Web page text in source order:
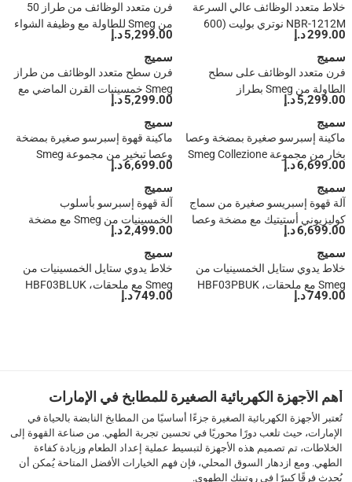
خلاط متعدد الوظائف عالي السرعة
NBR-1212M نوتري بوليت (600
واط، 9 قطع)
299.00 د.إ
فرن متعدد الوظائف من طراز 50
من Smeg للطاولة مع وظيفة الشواء
1800 واط)
5,299.00 د.إ
سميج
فرن متعدد الوظائف على سطح
الطاولة من Smeg بطراز
الخمسينيات مع وظيفة الشواء
1800 واط)
5,299.00 د.إ
سميج
فرن سطح متعدد الوظائف من طراز
Smeg خمسينيات القرن الماضي مع
وظيفة الشواء والبخار،
COF01WHUK (30 لتر، 1800 واط)
5,299.00 د.إ
سميج
ماكينة إسبرسو صغيرة بمضخة وعصا
بخار من مجموعة Smeg Collezione
واط)
6,699.00 د.إ
سميج
ماكينة قهوة إسبرسو صغيرة بمضخة
وعصا تبخير من مجموعة Smeg
ضغط 15 بار، قدرة 1700 واط)
6,699.00 د.إ
سميج
آلة قهوة إسبريسو صغيرة من سماج
كوليزيوني أستيتيك مع مضخة وعصا
لتر، ضغط 15 بار، قدرة 1700 واط)
6,699.00 د.إ
سميج
آلة قهوة إسبرسو بأسلوب
الخمسينيات من Smeg مع مضخة
واط)
2,499.00 د.إ
سميج
خلاط يدوي ستايل الخمسينيات من
Smeg مع ملحقات، HBF03PBUK
(سعة 1.4 لتر، 700 واط)
749.00 د.إ
سميج
خلاط يدوي ستايل الخمسينيات من
Smeg مع ملحقات، HBF03BLUK
(1.4 لتر، 700 واط)
749.00 د.إ
5
›
››
أهم الأجهزة الكهربائية الصغيرة للمطابخ في الإمارات
تُعتبر الأجهزة الكهربائية الصغيرة جزءًا أساسيًا من المطابخ النابضة بالحياة في
الإمارات، حيث تلعب دورًا محوريًا في تحسين تجربة الطهي. من صناعة القهوة إلى
الخلاطات، تم تصميم هذه الأجهزة لتبسيط عملية إعداد الطعام وزيادة كفاءة
الطهي. ومع ازدهار السوق المحلي، فإن فهم الخيارات الأفضل المتاحة يُمكن أن
يُحدث فرقًا كبيرًا في روتينك الطهوي.